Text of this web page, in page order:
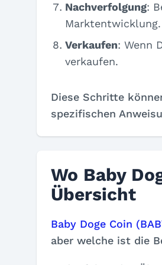
Nachverfolgung:
Marktentwicklung.
Verkaufen: Wenn
verkaufen.
Diese Schritte
spezifischen
Wo Baby
Übersicht
Baby Doge Coin
aber welche ist die